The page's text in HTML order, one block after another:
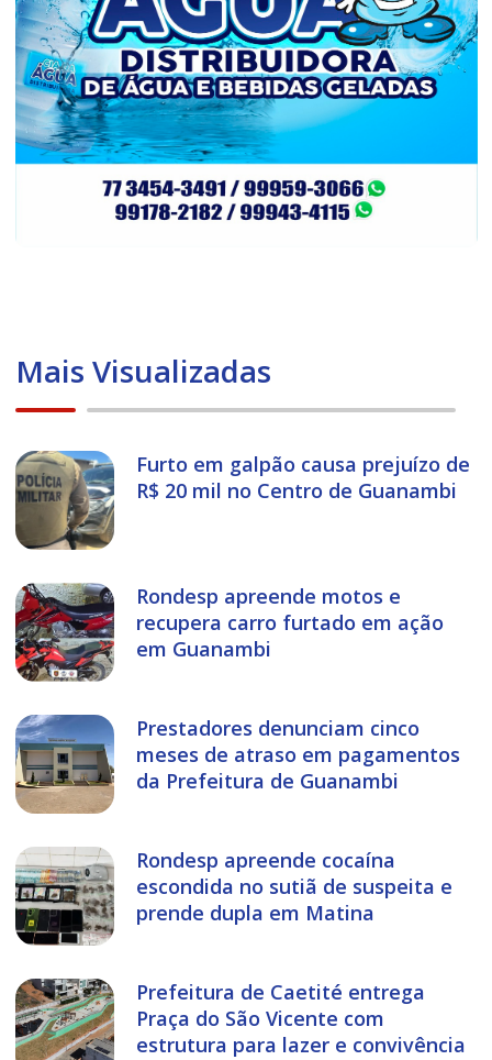
Mais Visualizadas
Furto em galpão causa prejuízo de
R$ 20 mil no Centro de Guanambi
Rondesp apreende motos e
recupera carro furtado em ação
em Guanambi
Prestadores denunciam cinco
meses de atraso em pagamentos
da Prefeitura de Guanambi
Rondesp apreende cocaína
escondida no sutiã de suspeita e
prende dupla em Matina
Prefeitura de Caetité entrega
Praça do São Vicente com
estrutura para lazer e convivência